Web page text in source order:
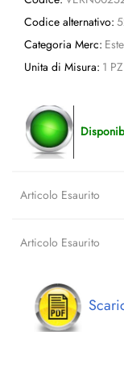
Codice alternativo:
Categoria Merc:
Unita di Misura: 1 PZ
Articolo Esaurito
Articolo Esaurito